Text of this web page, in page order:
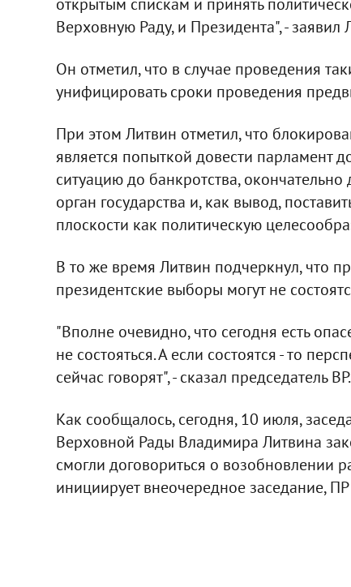
Верховную Раду, и Президента", - заявил
Он отметил, что в случае проведения
унифицировать сроки проведения
При этом Литвин отметил, что
является попыткой довести парламент
ситуацию до банкротства,
орган государства и, как вывод,
плоскости как политическую
В то же время Литвин подчеркнул, что
президентские выборы могут не
"Вполне очевидно, что сегодня есть
не состояться. А если состоятся - то
сейчас говорят", - сказал председатель ВР.
Как сообщалось, сегодня, 10 июля,
Верховной Рады Владимира Литвина
смогли договориться о возобновлении
инициирует внеочередное заседание,